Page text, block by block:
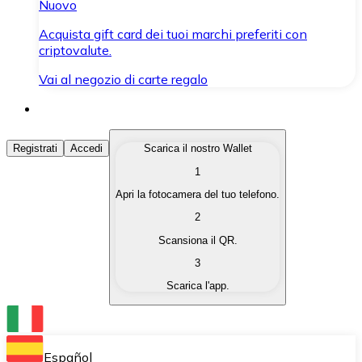
Nuovo
Acquista gift card dei tuoi marchi preferiti con
criptovalute.
Vai al negozio di carte regalo
Acquista Criptovalute
Acquista le criptovalute che ti interessano in modo
Converti le tue criptovalute in valuta fiat quando ne
Scambia una criptovaluta con un'altra
Conserva le tue cripto in un Wallet self-custodial.
Registrati Accedi
Scarica il nostro Wallet
1
Apri la fotocamera del tuo telefono.
2
Scansiona il QR.
3
Scarica l'app.
Español